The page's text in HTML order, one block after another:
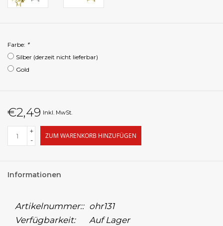
Farbe: *
Silber (derzeit nicht lieferbar)
Gold
€2,49 Inkl. MwSt.
+
-
ZUM WARENKORB HINZUFÜGEN
Informationen
Artikelnummer:: ohr131
Verfügbarkeit:
Auf Lager